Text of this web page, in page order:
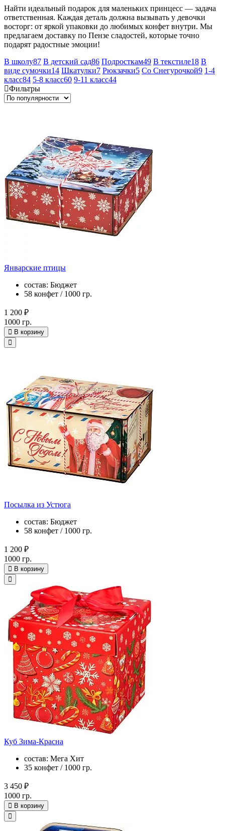
Найти идеальный подарок для маленьких принцесс — задача
ответственная. Каждая деталь должна вызывать у девочки
восторг: от яркой упаковки до любимых конфет внутри. Мы
предлагаем доставку по Пензе сладостей, которые точно
подарят радостные эмоции!
В школу87 В детский сад86 Подросткам49 В текстиле18 В
виде сумочки14 Шкатулки7 Рюкзачки5 Со Снегурочкой9 1-4
класс84 5-8 класс60 9-11 класс44
Фильтры
Январские птицы
состав: Бюджет
58 конфет / 1000 гр.
1 200 ₽
1000 гр.
В корзину
Посылка из Устюга
состав: Бюджет
58 конфет / 1000 гр.
1 200 ₽
1000 гр.
В корзину
Куб Зима-Красна
состав: Мега Хит
35 конфет / 1000 гр.
3 450 ₽
1000 гр.
В корзину